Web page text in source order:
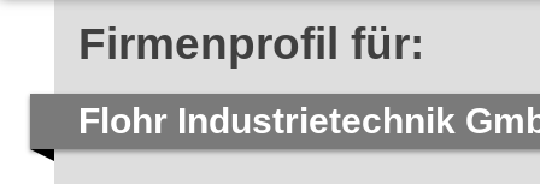
Firmenprofil für:
Flohr Industrietechnik